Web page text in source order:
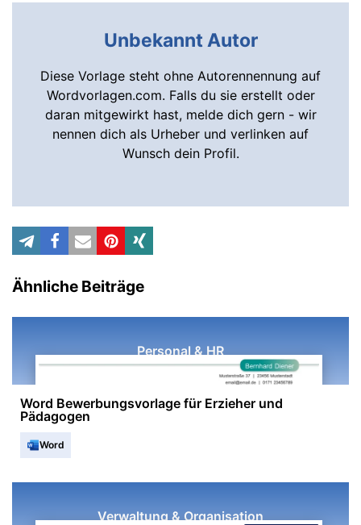
Unbekannt Autor
Diese Vorlage steht ohne Autorennennung auf
Wordvorlagen.com. Falls du sie erstellt oder
daran mitgewirkt hast, melde dich gern - wir
nennen dich als Urheber und verlinken auf
Wunsch dein Profil.
Ähnliche Beiträge
Personal & HR
Word Bewerbungsvorlage für Erzieher und
Pädagogen
Word
Verwaltung & Organisation